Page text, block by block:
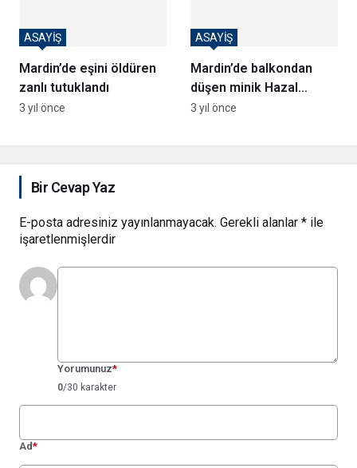
Mardin’de eşini öldüren
zanlı tutuklandı
ASAYİŞ
3 yıl önce
Mardin’de balkondan
düşen minik Hazal
hayatını kaybetti
ASAYİŞ
3 yıl önce
Bir Cevap Yaz
E-posta adresiniz yayınlanmayacak. Gerekli alanlar * ile
işaretlenmişlerdir
Yorumunuz*
0/30 karakter
Ad*